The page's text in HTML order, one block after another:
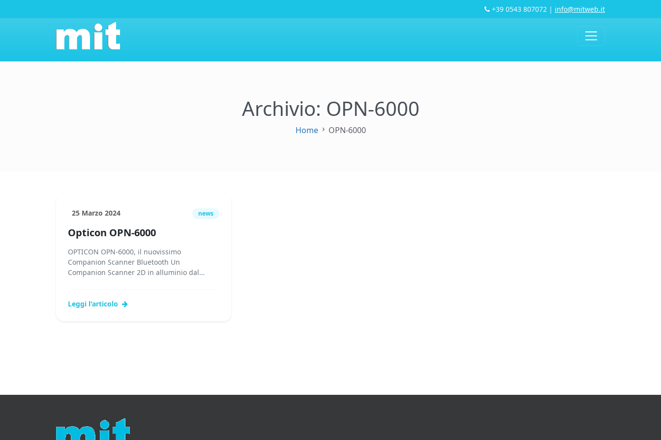
+39 0543 807072 | info@mitweb.it
Archivio: OPN-6000
Home OPN-6000
25 Marzo 2024 news
Opticon OPN-6000
OPTICON OPN-6000, il nuovissimo
Companion Scanner Bluetooth Un
Companion Scanner 2D in alluminio dal
Leggi l'articolo